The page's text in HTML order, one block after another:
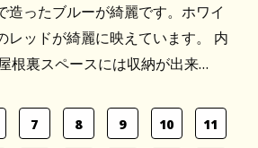
造ったブルーが綺麗です。ホワイ
レッドが綺麗に映えています。 内
根裏スペースには収納が出来…
7 8 9 10 11